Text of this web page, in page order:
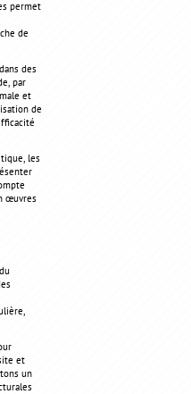
permet
de
des
par
et
de
les
œuvres
et
un